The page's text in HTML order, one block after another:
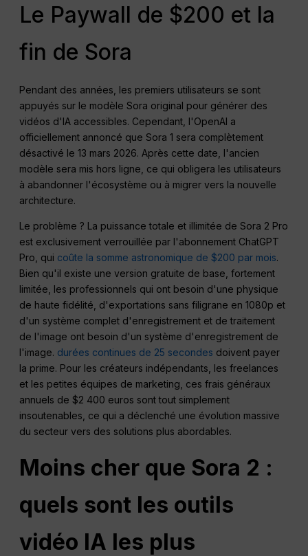
Le Paywall de $200 et la
fin de Sora
Pendant des années, les premiers utilisateurs se sont
appuyés sur le modèle Sora original pour générer des
vidéos d'IA accessibles. Cependant, l'OpenAI a
officiellement annoncé que Sora 1 sera complètement
désactivé le 13 mars 2026. Après cette date, l'ancien
modèle sera mis hors ligne, ce qui obligera les utilisateurs
à abandonner l'écosystème ou à migrer vers la nouvelle
architecture.
Le problème ? La puissance totale et illimitée de Sora 2 Pro
est exclusivement verrouillée par l'abonnement ChatGPT
Pro, qui coûte la somme astronomique de $200 par mois.
Bien qu'il existe une version gratuite de base, fortement
limitée, les professionnels qui ont besoin d'une physique
de haute fidélité, d'exportations sans filigrane en 1080p et
d'un système complet d'enregistrement et de traitement
de l'image ont besoin d'un système d'enregistrement de
l'image. durées continues de 25 secondes doivent payer
la prime. Pour les créateurs indépendants, les freelances
et les petites équipes de marketing, ces frais généraux
annuels de $2 400 euros sont tout simplement
insoutenables, ce qui a déclenché une évolution massive
du secteur vers des solutions plus abordables.
Moins cher que Sora 2 :
quels sont les outils
vidéo IA les plus